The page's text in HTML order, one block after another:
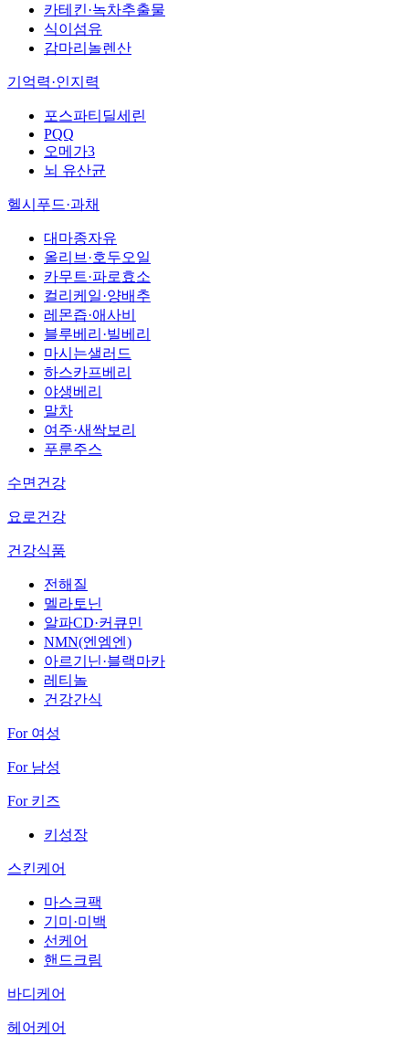
카테킨·녹차추출물
식이섬유
감마리놀렌산
기억력·인지력
포스파티딜세린
PQQ
오메가3
뇌 유산균
헬시푸드·과채
대마종자유
올리브·호두오일
카무트·파로효소
컬리케일·양배추
레몬즙·애사비
블루베리·빌베리
마시는샐러드
하스카프베리
야생베리
말차
여주·새싹보리
푸룬주스
수면건강
요로건강
건강식품
전해질
멜라토닌
알파CD·커큐민
NMN(엔엠엔)
아르기닌·블랙마카
레티놀
건강간식
For 여성
For 남성
For 키즈
키성장
스킨케어
마스크팩
기미·미백
선케어
핸드크림
바디케어
헤어케어